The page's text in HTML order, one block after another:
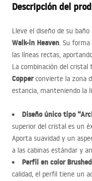
Descripción del
Lleve el diseño de su
Walk-in Heaven. Su forma
las líneas rectas,
La combinación del cristal
Copperconvierte la zona
estancia, manteniendo la
Diseño único tipo
superior del cristal es un
Aporta suavidad y un
a las cabinas estándar y
Perfil en color
calidad, el perfil tiene un